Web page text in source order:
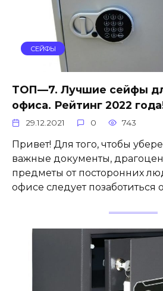
СЕЙФЫ
ТОП—7. Лучшие сейфы
офиса. Рейтинг 2022
29.12.2021 0 743
Привет! Для того, чтобы
важные документы,
предметы от посторонних
офисе следует позаботиться